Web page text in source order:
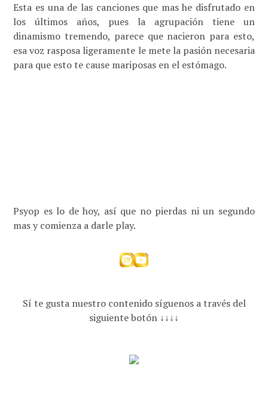
Esta es una de las canciones que mas he disfrutado en
los últimos años, pues la agrupación tiene un
dinamismo tremendo, parece que nacieron para esto,
esa voz rasposa ligeramente le mete la pasión necesaria
para que esto te cause mariposas en el estómago.
Psyop es lo de hoy, así que no pierdas ni un segundo
mas y comienza a darle play.
Sí te gusta nuestro contenido síguenos a través del
siguiente botón ↓↓↓↓